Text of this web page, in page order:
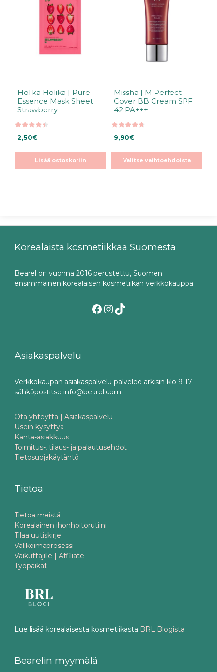
Holika Holika | Pure
Essence Mask Sheet
Strawberry
5:stä
2,50€
Lisää ostoskoriin
Missha | M Perfect
Cover BB Cream SPF
42 PA+++
5:stä
9,90€
Valitse vaihtoehdoista
muunnelma.
Korealaista kosmetiikkaa Suomesta
Bearel on vuonna 2016 perustettu, Suomen
ensimmäinen korealaisen kosmetiikan verkkokauppa.
Facebook
Instagram
TikTok
Asiakaspalvelu
Verkkokaupan asiakaspalvelu palvelee arkisin klo 9-17
sähköpostitse info@bearel.com
Ota yhteyttä | Asiakaspalvelu
Usein kysyttyä
Kanta-asiakkuus
Toimitus-, tilaus- ja palautusehdot
Tietosuojakäytäntö
Tietoa
Tietoa meistä
Korealainen ihonhoitorutiini
Tilaa uutiskirje
Valikoimaprosessi
Vaikuttajille | Affiliate
Työpaikat
Lue lisää korealaisesta kosmetiikasta BRL Blogista
Bearelin myymälä